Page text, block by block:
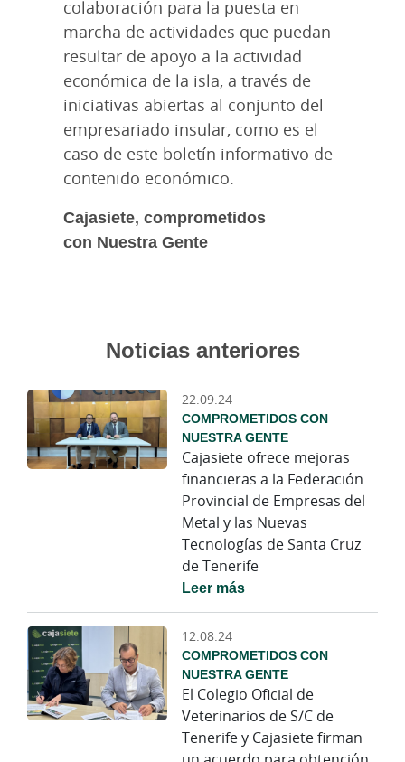
colaboración para la puesta en
marcha de actividades que puedan
resultar de apoyo a la actividad
económica de la isla, a través de
iniciativas abiertas al conjunto del
empresariado insular, como es el
caso de este boletín informativo de
contenido económico.
Cajasiete, comprometidos
con Nuestra Gente
Noticias anteriores
22.09.24
COMPROMETIDOS CON
NUESTRA GENTE
Cajasiete ofrece mejoras
financieras a la Federación
Provincial de Empresas del
Metal y las Nuevas
Tecnologías de Santa Cruz
de Tenerife
Leer más
12.08.24
COMPROMETIDOS CON
NUESTRA GENTE
El Colegio Oficial de
Veterinarios de S/C de
Tenerife y Cajasiete firman